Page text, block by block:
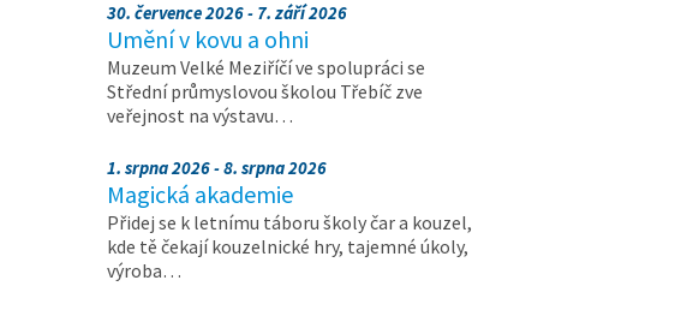
30. července 2026 - 7. září 2026
Umění v kovu a ohni
Muzeum Velké Meziříčí ve spolupráci se
Střední průmyslovou školou Třebíč zve
veřejnost na výstavu…
1. srpna 2026 - 8. srpna 2026
Magická akademie
Přidej se k letnímu táboru školy čar a kouzel,
kde tě čekají kouzelnické hry, tajemné úkoly,
výroba…